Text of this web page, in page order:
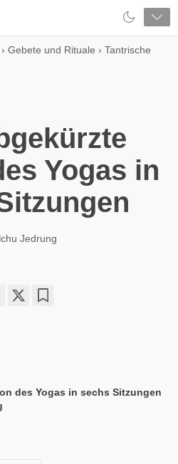
› Gebete und Rituale › Tantrische
Yogas in
Jedrung
des Yogas in sechs Sitzungen